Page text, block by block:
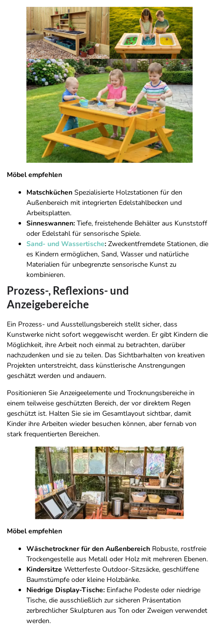
Möbel empfehlen
Matschküchen Spezialisierte Holzstationen für den
Außenbereich mit integrierten Edelstahlbecken und
Arbeitsplatten.
Sinneswannen: Tiefe, freistehende Behälter aus Kunststoff
oder Edelstahl für sensorische Spiele.
Sand- und Wassertische: Zweckentfremdete Stationen, die
es Kindern ermöglichen, Sand, Wasser und natürliche
Materialien für unbegrenzte sensorische Kunst zu
kombinieren.
Prozess-, Reflexions- und
Anzeigebereiche
Ein Prozess- und Ausstellungsbereich stellt sicher, dass
Kunstwerke nicht sofort weggewischt werden. Er gibt Kindern die
Möglichkeit, ihre Arbeit noch einmal zu betrachten, darüber
nachzudenken und sie zu teilen. Das Sichtbarhalten von kreativen
Projekten unterstreicht, dass künstlerische Anstrengungen
geschätzt werden und andauern.
Positionieren Sie Anzeigeelemente und Trocknungsbereiche in
einem teilweise geschützten Bereich, der vor direktem Regen
geschützt ist. Halten Sie sie im Gesamtlayout sichtbar, damit
Kinder ihre Arbeiten wieder besuchen können, aber fernab von
stark frequentierten Bereichen.
Möbel empfehlen
Wäschetrockner für den Außenbereich Robuste, rostfreie
Trockengestelle aus Metall oder Holz mit mehreren Ebenen.
Kindersitze Wetterfeste Outdoor-Sitzsäcke, geschliffene
Baumstümpfe oder kleine Holzbänke.
Niedrige Display-Tische: Einfache Podeste oder niedrige
Tische, die ausschließlich zur sicheren Präsentation
zerbrechlicher Skulpturen aus Ton oder Zweigen verwendet
werden.